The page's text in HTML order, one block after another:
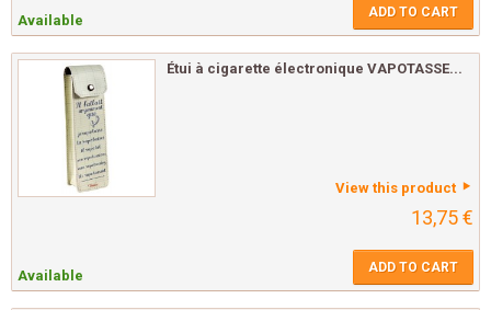
Available ADD TO CART
Étui à cigarette électronique VAPOTASSE...
View this product
13,75 €
Available ADD TO CART